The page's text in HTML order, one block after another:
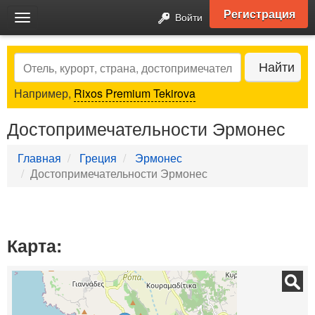
Toggle
navigation
Войти Регистрация
Search Найти
Например, Rixos Premium Tekirova
Достопримечательности Эрмонес
Главная Греция
Эрмонес
Достопримечательности Эрмонес
Карта: